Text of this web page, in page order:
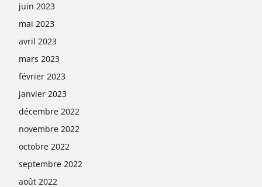
juin 2023
mai 2023
avril 2023
mars 2023
février 2023
janvier 2023
décembre 2022
novembre 2022
octobre 2022
septembre 2022
août 2022